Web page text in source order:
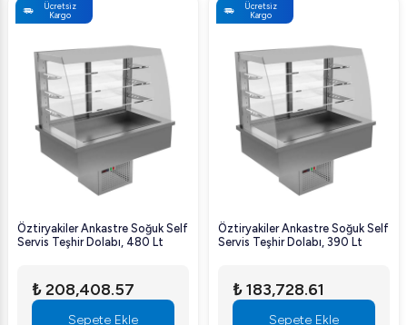
Ücretsiz
Kargo
Öztiryakiler Ankastre Soğuk Self
Servis Teşhir Dolabı, 480 Lt
₺ 208,408.57
Sepete Ekle
Ücretsiz
Kargo
Öztiryakiler Ankastre Soğuk Self
Servis Teşhir Dolabı, 390 Lt
₺ 183,728.61
Sepete Ekle